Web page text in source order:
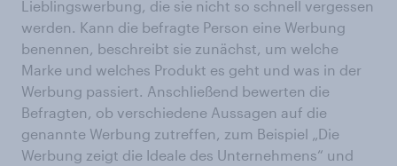
Lieblingswerbung, die sie nicht so schnell vergessen
werden. Kann die befragte Person eine Werbung
benennen, beschreibt sie zunächst, um welche
Marke und welches Produkt es geht und was in der
Werbung passiert. Anschließend bewerten die
Befragten, ob verschiedene Aussagen auf die
genannte Werbung zutreffen, zum Beispiel „Die
Werbung zeigt die Ideale des Unternehmens“ und